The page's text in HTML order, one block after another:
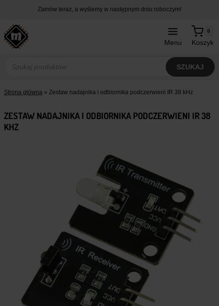
treści
Zamów teraz, a wyślemy w następnym dniu roboczym!
Menu Koszyk
0
produktów
SZUKAJ
Strona główna » Zestaw nadajnika i odbiornika podczerwieni IR 38 kHz
ZESTAW NADAJNIKA I ODBIORNIKA PODCZERWIENI IR 38
KHZ